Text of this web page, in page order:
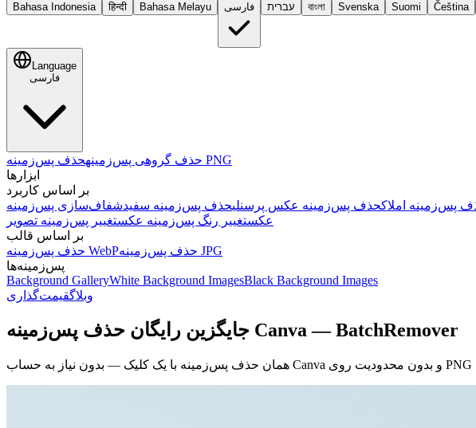
Bahasa Indonesia
हिन्दी Bahasa Melayu فارسی עברית বাংলা Svenska Suomi Čeština
Language
فارسی
حذف گروهی پس‌زمینه حذف پس‌زمینه PNG
ابزارها
بر اساس کاربرد
پس‌زمینه املاکحذف پس‌زمینه عکس پرسنلیحذف پس‌زمینه سفیدشفاف‌سازی پس‌زمینه
عکستغییر رنگ پس‌زمینه عکستغییر پس‌زمینه تصویر
بر اساس قالب
حذف پس‌زمینه WebP
حذف پس‌زمینه JPG
پس‌زمینه‌ها
Background GalleryWhite Background ImagesBlack Background Images
وبلاگقیمت‌گذاری
جایگزین رایگان حذف پس‌زمینه Canva — BatchRemover